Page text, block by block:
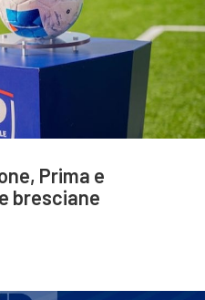
Prima e
bresciane